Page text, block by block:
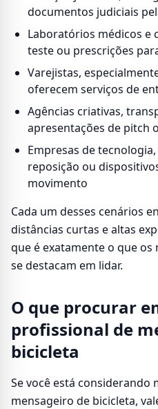
documentos judiciais
Laboratórios médicos e
teste ou prescrições
Varejistas,
oferecem serviços de
Agências criativas,
apresentações de pitch
Empresas de
reposição ou
movimento
Cada um desses cenários
distâncias curtas e altas
que é exatamente o que
se destacam em lidar.
O que procurar
profissional de
bicicleta
Se você está considerando
mensageiro de bicicleta,